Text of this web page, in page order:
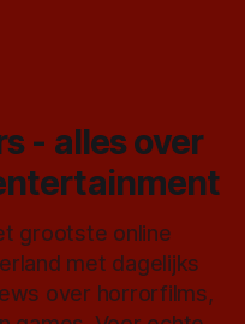
- alles over
grootste online
met dagelijks
over horrorfilms,